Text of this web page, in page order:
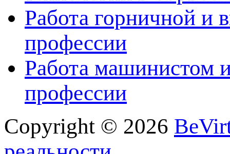
Работа горничной и
профессии
Работа машинистом
профессии
Copyright © 2026